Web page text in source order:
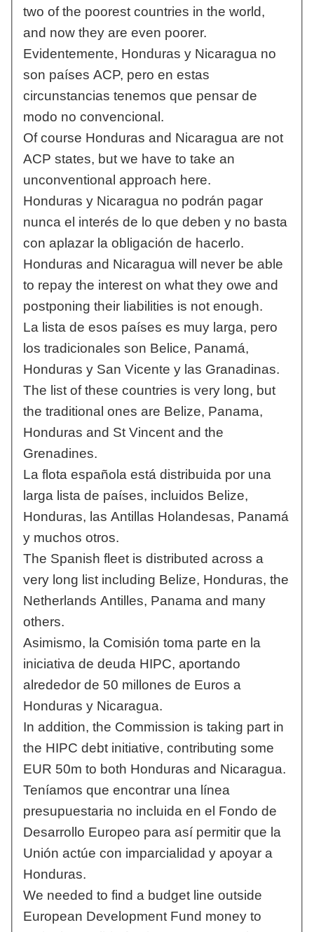
two of the poorest countries in the world,
and now they are even poorer.
Evidentemente, Honduras y Nicaragua no
son países ACP, pero en estas
circunstancias tenemos que pensar de
modo no convencional.
Of course Honduras and Nicaragua are not
ACP states, but we have to take an
unconventional approach here.
Honduras y Nicaragua no podrán pagar
nunca el interés de lo que deben y no basta
con aplazar la obligación de hacerlo.
Honduras and Nicaragua will never be able
to repay the interest on what they owe and
postponing their liabilities is not enough.
La lista de esos países es muy larga, pero
los tradicionales son Belice, Panamá,
Honduras y San Vicente y las Granadinas.
The list of these countries is very long, but
the traditional ones are Belize, Panama,
Honduras and St Vincent and the
Grenadines.
La flota española está distribuida por una
larga lista de países, incluidos Belize,
Honduras, las Antillas Holandesas, Panamá
y muchos otros.
The Spanish fleet is distributed across a
very long list including Belize, Honduras, the
Netherlands Antilles, Panama and many
others.
Asimismo, la Comisión toma parte en la
iniciativa de deuda HIPC, aportando
alrededor de 50 millones de Euros a
Honduras y Nicaragua.
In addition, the Commission is taking part in
the HIPC debt initiative, contributing some
EUR 50m to both Honduras and Nicaragua.
Teníamos que encontrar una línea
presupuestaria no incluida en el Fondo de
Desarrollo Europeo para así permitir que la
Unión actúe con imparcialidad y apoyar a
Honduras.
We needed to find a budget line outside
European Development Fund money to